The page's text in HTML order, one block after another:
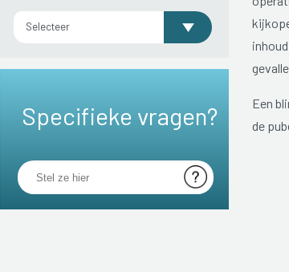
Selecteer
Specifieke vragen?
Een
de